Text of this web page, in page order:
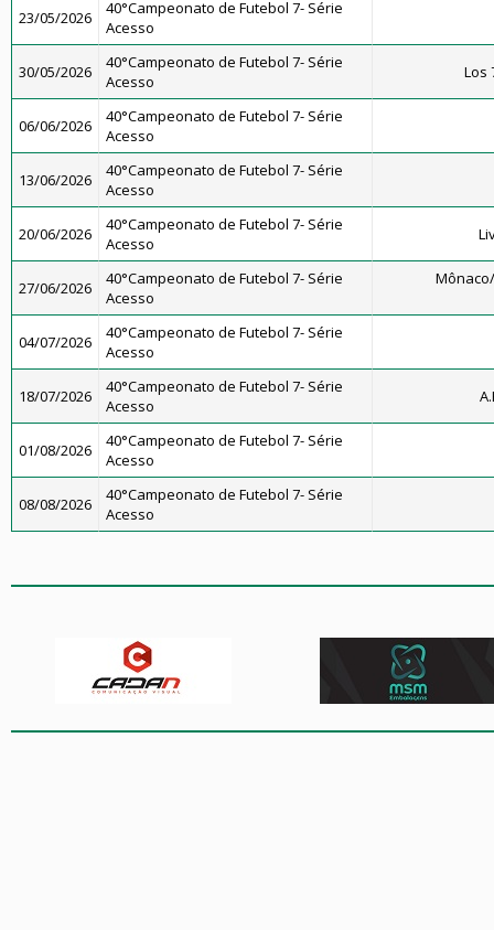
23/05/2026
40°Campeonato de Futebol 7- Série
Acesso
30/05/2026
40°Campeonato de Futebol 7- Série
Acesso
Los
06/06/2026
40°Campeonato de Futebol 7- Série
Acesso
13/06/2026
40°Campeonato de Futebol 7- Série
Acesso
20/06/2026
40°Campeonato de Futebol 7- Série
Acesso
27/06/2026
40°Campeonato de Futebol 7- Série
Acesso
04/07/2026
40°Campeonato de Futebol 7- Série
Acesso
18/07/2026
40°Campeonato de Futebol 7- Série
Acesso
01/08/2026
40°Campeonato de Futebol 7- Série
Acesso
08/08/2026
40°Campeonato de Futebol 7- Série
Acesso